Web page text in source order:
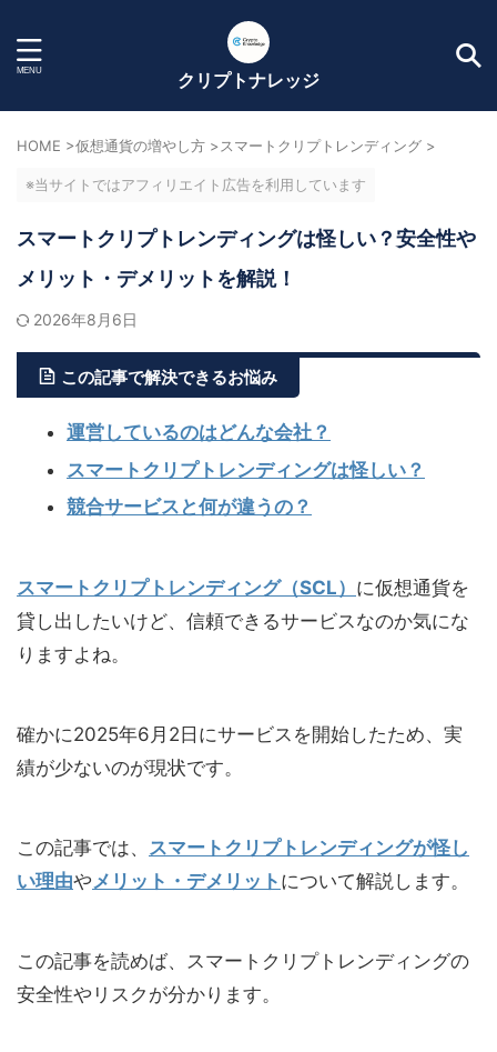
クリプトナレッジ
HOME >仮想通貨の増やし方 >スマートクリプトレンディング >
※当サイトではアフィリエイト広告を利用しています
スマートクリプトレンディングは怪しい？安全性や
メリット・デメリットを解説！
2026年8月6日
この記事で解決できるお悩み
運営しているのはどんな会社？
スマートクリプトレンディングは怪しい？
競合サービスと何が違うの？
スマートクリプトレンディング（SCL） に仮想通貨を
貸し出したいけど、信頼できるサービスなのか気にな
りますよね。
確かに2025年6月2日にサービスを開始したため、実
績が少ないのが現状です。
この記事では、 スマートクリプトレンディングが怪し
い理由や メリット・デメリット について解説します。
この記事を読めば、スマートクリプトレンディングの
安全性やリスクが分かります。